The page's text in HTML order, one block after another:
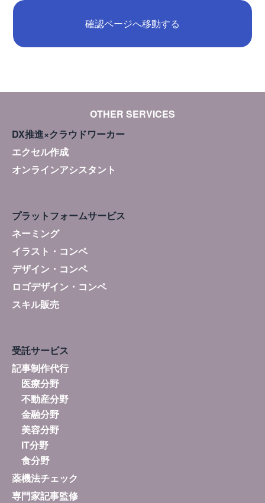
確認ページへ移動する
OTHER SERVICES
DX推進×クラウドワーカー
エクセル作成
オンラインアシスタント
プラットフォームサービス
ネーミング
イラスト・コンペ
デザイン・コンペ
ロゴデザイン・コンペ
スキル販売
受託サービス
記事制作代行
医療分野
不動産分野
金融分野
美容分野
IT分野
食分野
薬機法チェック
専門家記事監修